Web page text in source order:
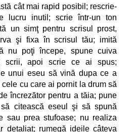
cât mai rapid posibil; rescrie-
lucru inutil; scrie într-un ton
un simţ pentru scrisul prost,
şi fixa în scrisul tău; imită
nu poţi începe, spune cuiva
scrii, apoi scrie ce ai spus;
unui eseu să vină dupa ce a
cu care ai pornit la drum să
încrezător pentru a tăia; pune
citească eseul şi să spună
sau prea stufoase; nu realiza
detaliat; rumegă ideile câteva